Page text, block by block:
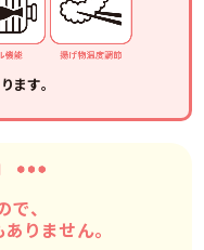
す。
、
りません。